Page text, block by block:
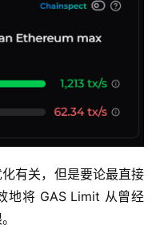
有关，但是要论最直接
地将 GAS Limit 从曾经